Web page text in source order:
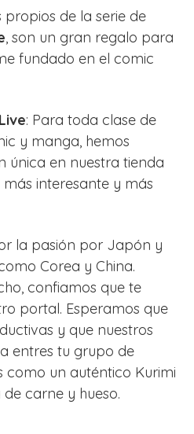
de la serie de
, son un gran regalo para
fundado en el comic
: Para toda clase de
y manga, hemos
única en nuestra tienda
interesante y más
la pasión por Japón y
Corea y China.
confiamos que te
portal. Esperamos que
y que nuestros
entres tu grupo de
como un auténtico Kurimi
de carne y hueso.